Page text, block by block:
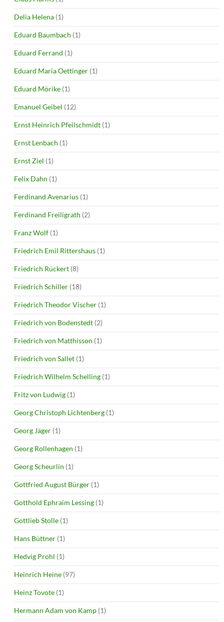
Delia Helena (1)
Eduard Baumbach (1)
Eduard Ferrand (1)
Eduard Maria Oettinger (1)
Eduard Mörike (1)
Emanuel Geibel (12)
Ernst Heinrich Pfeilschmidt (1)
Ernst Lenbach (1)
Ernst Ziel (1)
Felix Dahn (1)
Ferdinand Avenarius (1)
Ferdinand Freiligrath (2)
Franz Wolf (1)
Friedrich Emil Rittershaus (1)
Friedrich Rückert (8)
Friedrich Schiller (18)
Friedrich Theodor Vischer (1)
Friedrich von Bodenstedt (2)
Friedrich von Matthisson (1)
Friedrich von Sallet (1)
Friedrich Wilhelm Schelling (1)
Fritz von Ludwig (1)
Georg Christoph Lichtenberg (1)
Georg Jäger (1)
Georg Rollenhagen (1)
Georg Scheurlin (1)
Gottfried August Bürger (1)
Gotthold Ephraim Lessing (1)
Gottlieb Stolle (1)
Hans Büttner (1)
Hedvig Prohl (1)
Heinrich Heine (97)
Heinz Tovote (1)
Hermann Adam von Kamp (1)